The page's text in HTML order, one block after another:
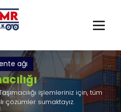
ağı
işlemleriniz için, tüm
çözümler sumaktayız.